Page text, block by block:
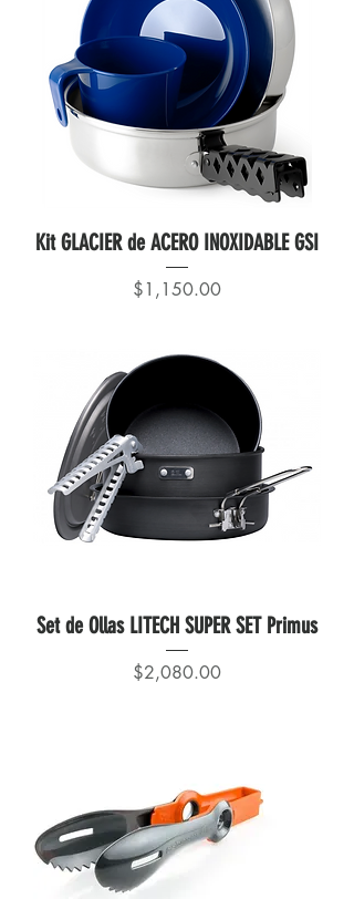
Kit GLACIER de ACERO INOXIDABLE GSI
Precio
$1,150.00
Set de Ollas LITECH SUPER SET Primus
Precio
$2,080.00